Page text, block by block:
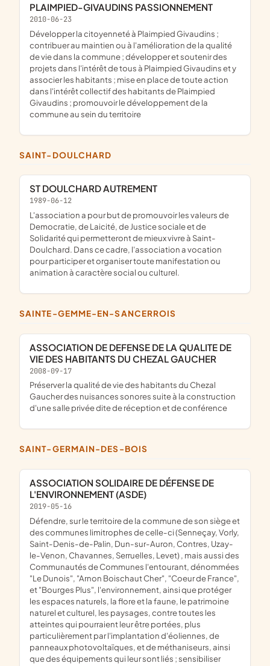
PLAIMPIED-GIVAUDINS PASSIONNEMENT
2010-06-23
développer la citoyenneté à Plaimpied Givaudins ;
contribuer au maintien ou à l'amélioration de la qualité
de vie dans la commune ; développer et soutenir des
projets dans l'intérêt de tous à Plaimpied Givaudins et y
associer les habitants ; mise en place de toute action
dans l'intérêt collectif des habitants de Plaimpied
Givaudins ; promouvoir le développement de la
commune au sein du territoire
SAINT-DOULCHARD
ST DOULCHARD AUTREMENT
1989-06-12
L'association a pour but de promouvoir les valeurs de
Democratie, de Laicité, de Justice sociale et de
Solidarité qui permetteront de mieux vivre à Saint-
Doulchard. Dans ce cadre, l'association a vocation
pour participer et organiser toute manifestation ou
animation à caractère social ou culturel.
SAINTE-GEMME-EN-SANCERROIS
ASSOCIATION DE DEFENSE DE LA QUALITE DE
VIE DES HABITANTS DU CHEZAL GAUCHER
2008-09-17
préserver la qualité de vie des habitants du Chezal
Gaucher des nuisances sonores suite à la construction
d'une salle privée dite de réception et de conférence
SAINT-GERMAIN-DES-BOIS
ASSOCIATION SOLIDAIRE DE DÉFENSE DE
L'ENVIRONNEMENT (ASDE)
2019-05-16
défendre, sur le territoire de la commune de son siège et
des communes limitrophes de celle-ci (Senneçay, Vorly,
Saint-Denis-de-Palin, Dun-sur-Auron, Contres, Uzay-
le-Venon, Chavannes, Serruelles, Levet) , mais aussi des
Communautés de Communes l'entourant, dénommées
"Le Dunois", "Arnon Boischaut Cher", "Coeur de France",
et "Bourges Plus", l'environnement, ainsi que protéger
les espaces naturels, la flore et la faune, le patrimoine
naturel et culturel, les paysages, contre toutes les
atteintes qui pourraient leur être portées, plus
particulièrement par l'implantation d'éoliennes, de
panneaux photovoltaïques, et de méthaniseurs, ainsi
que des équipements qui leur sont liés ; sensibiliser